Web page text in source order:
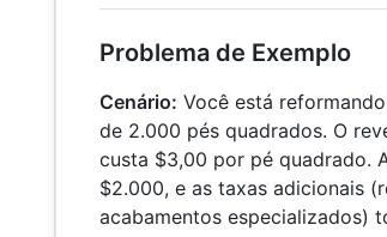
Problema de Exemplo
Cenário: Você está
de 2.000 pés quadrados. O
custa $3,00 por pé quadrado.
$2.000, e as taxas adicionais
acabamentos especializados)